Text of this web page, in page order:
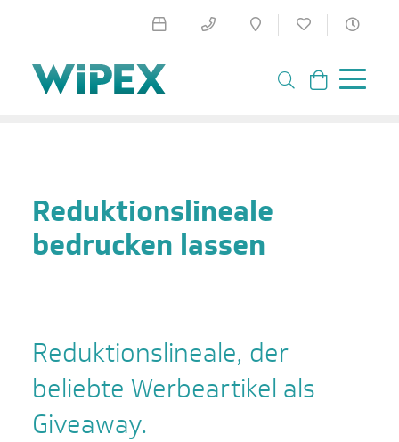
Reduktionslineale
bedrucken lassen
Reduktionslineale, der
beliebte Werbeartikel als
Giveaway.